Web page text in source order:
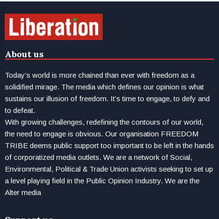
About us
Today’s world is more chained than ever with freedom as a
solidified mirage. The media which defines our opinion is what
sustains our illusion of freedom. It’s time to engage, to defy and
to defeat.
With growing challenges, redefining the contours of our world,
the need to engage is obvious. Our organisation FREEDOM
TRIBE deems public support too important to be left in the hands
of corporatized media outlets. We are a network of Social,
Environmental, Political & Trade Union activists seeking to set up
a level playing field in the Public Opinion Industry. We are the
Alter media